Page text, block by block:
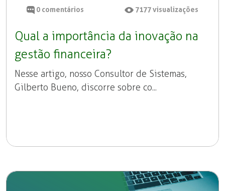
0 comentários 7177 visualizações
Qual a importância da inovação na
gestão financeira?
Nesse artigo, nosso Consultor de Sistemas,
Gilberto Bueno, discorre sobre co...